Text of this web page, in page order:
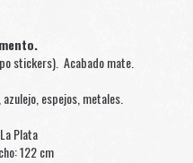
stickers). Acabado mate.
espejos, metales.
Plata
122 cm